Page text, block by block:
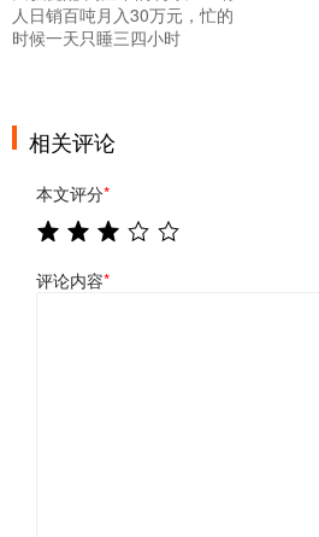
人日销百吨月入30万元，忙的
时候一天只睡三四小时
相关评论
本文评分*
评论内容*